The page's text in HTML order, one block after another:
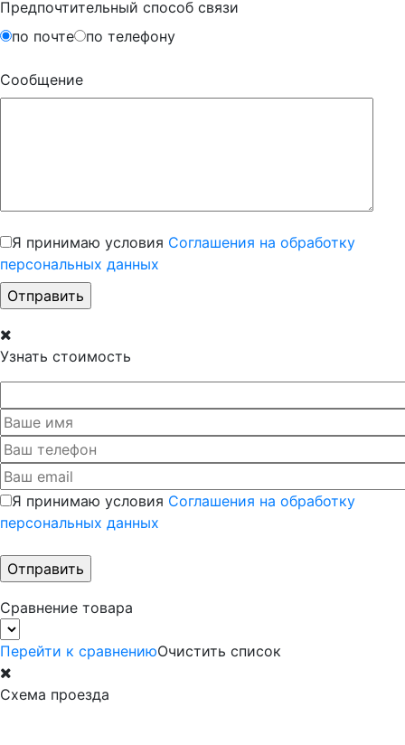
Предпочтительный способ связи
по почте
по телефону
Сообщение
Я принимаю условия Соглашения на обработку
персональных данных
Узнать стоимость
Я принимаю условия Соглашения на обработку
персональных данных
Сравнение товара
Перейти к сравнениюОчистить список
Схема проезда